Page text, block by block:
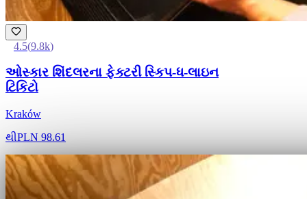
4.5(9.8k)
ઓસ્કાર શિંદલરના ફેક્ટરી સ્કિપ-ધ-લાઇન
ટિકિટો
Kraków
થીPLN 98.61